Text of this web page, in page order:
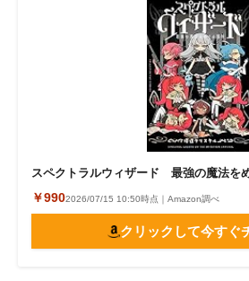
スペクトラルウィザード 最強の魔法を
￥9902026/07/15 10:50時点｜Amazon調べ
クリックして今すぐ